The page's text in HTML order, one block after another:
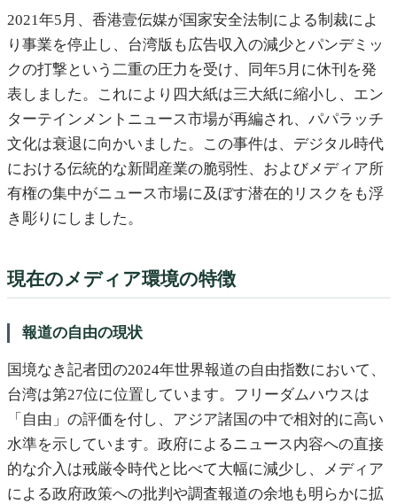
2021年5月、香港壹伝媒が国家安全法制による制裁によ
り事業を停止し、台湾版も広告収入の減少とパンデミッ
クの打撃という二重の圧力を受け、同年5月に休刊を発
表しました。これにより四大紙は三大紙に縮小し、エン
ターテインメントニュース市場が再編され、パパラッチ
文化は衰退に向かいました。この事件は、デジタル時代
における伝統的な新聞産業の脆弱性、およびメディア所
有権の集中がニュース市場に及ぼす潜在的リスクをも浮
き彫りにしました。
現在のメディア環境の特徴
報道の自由の現状
国境なき記者団の2024年世界報道の自由指数において、
台湾は第27位に位置しています。フリーダムハウスは
「自由」の評価を付し、アジア諸国の中で相対的に高い
水準を示しています。政府によるニュース内容への直接
的な介入は戒厳令時代と比べて大幅に減少し、メディア
による政府政策への批判や調査報道の余地も明らかに拡